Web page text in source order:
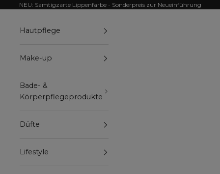
Zum Inhalt springen
NEU: Samtigzarte Lippenfarbe - Sonderpreis zur Neueinführung
Hautpflege
Make-up
Bade- &
Körperpflegeprodukte
Düfte
Lifestyle